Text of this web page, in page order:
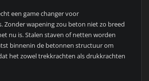
een game changer voor
Zonder wapening zou beton niet zo breed
nu is. Stalen staven of netten worden
binnenin de betonnen structuur om
het zowel trekkrachten als drukkrachten